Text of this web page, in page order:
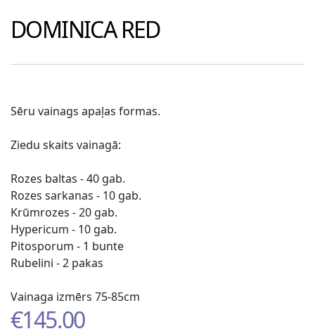
DOMINICA RED
Sēru vainags apaļas formas.
Ziedu skaits vainagā:
Rozes baltas - 40 gab.
Rozes sarkanas - 10 gab.
Krūmrozes - 20 gab.
Hypericum - 10 gab.
Pitosporum - 1 bunte
Rubelini - 2 pakas
Vainaga izmērs 75-85cm
€145.00